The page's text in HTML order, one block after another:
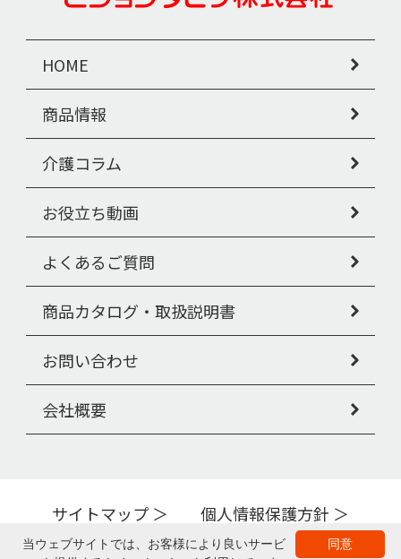
HOME
商品情報
介護コラム
お役立ち動画
よくあるご質問
商品カタログ・取扱説明書
お問い合わせ
会社概要
サイトマップ 個人情報保護方針
Copyright © PIGEON TAHIRA Corporation All Rights Reserved.
同意
当ウェブサイトでは、お客様により良いサービ